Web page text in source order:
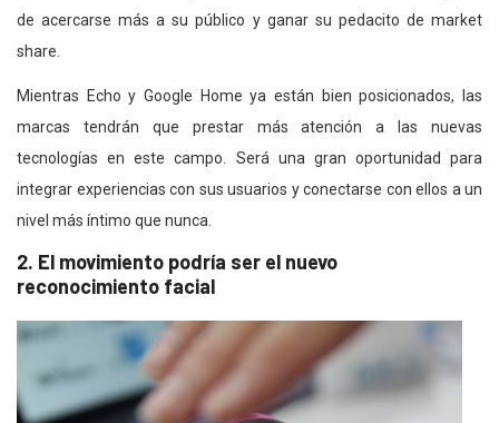
de acercarse más a su público y ganar su pedacito de market
share.
Mientras Echo y Google Home ya están bien posicionados, las
marcas tendrán que prestar más atención a las nuevas
tecnologías en este campo. Será una gran oportunidad para
integrar experiencias con sus usuarios y conectarse con ellos a un
nivel más íntimo que nunca.
2. El movimiento podría ser el nuevo
reconocimiento facial